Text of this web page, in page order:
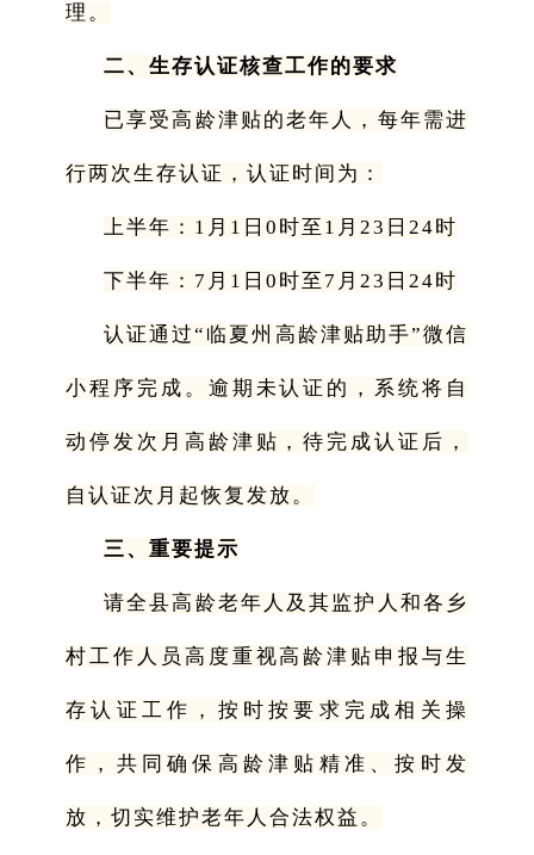
理。
二、生存认证核查工作的要求
已享受高龄津贴的老年人，每年需进
行两次生存认证，认证时间为：
上半年：1月1日0时至1月23日24时
下半年：7月1日0时至7月23日24时
认证通过“临夏州高龄津贴助手”微信
小程序完成。逾期未认证的，系统将自
动停发次月高龄津贴，待完成认证后，
自认证次月起恢复发放。
三、重要提示
请全县高龄老年人及其监护人和各乡
村工作人员高度重视高龄津贴申报与生
存认证工作，按时按要求完成相关操
作，共同确保高龄津贴精准、按时发
放，切实维护老年人合法权益。